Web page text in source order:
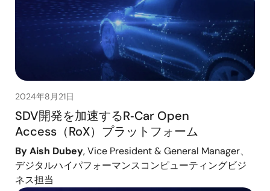
2024年8月21日
SDV開発を加速するR‑Car Open
Access（RoX）プラットフォーム
By Aish Dubey, Vice President & General Manager、
デジタルハイパフォーマンスコンピューティングビジ
ネス担当